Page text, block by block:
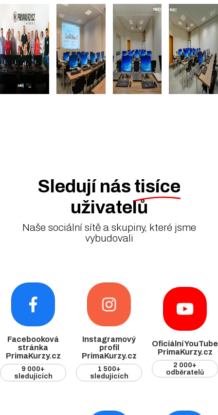
Sledují nás tisíce
uživatelů
Naše sociální sítě a skupiny, které jsme
vybudovali
Facebooková
stránka
PrimaKurzy.cz
9 000+
sledujících
Instagramový
profil
PrimaKurzy.cz
1 500+
sledujících
Oficiální YouTube
PrimaKurzy.cz
2 000+
odběratelů